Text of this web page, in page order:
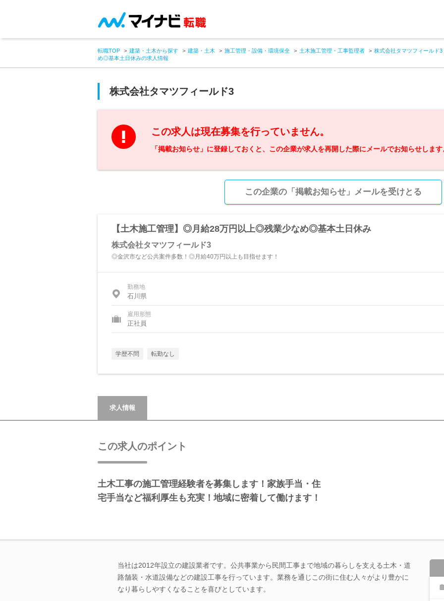
転職TOP 建築・土木から探す 建築・土木 施工管理・設備・環境保全 土木施工管理・工事監理者
株式会社タマツフィールド3
め◎基本土日休みの求人情報
株式会社タマツフィールド3
この求人は現在募集を行っていません。
「掲載お知らせ」に登録しておくと、この企業が求人を再開した際にメールでお知らせします
この企業の「掲載お知らせ」メールを受けとる
【土木施工管理】◎月給28万円以上◎残業少なめ◎基本土日休み
株式会社タマツフィールド3
◎金沢市など公共案件多数！◎月給40万円以上も目指せます！
勤務地
石川県
雇用形態
正社員
学歴不問 転勤なし
求人情報
この求人のポイント
土木工事の施工管理経験者を募集します！家族手当・住
宅手当など福利厚生も充実！地域に密着して働けます！
当社は2012年設立の建設業者です。公共事業から民間工事まで地域の暮らしを支える土木・道
路舗装・水道設備などの建設工事を行っています。業務を通じこの街に住む人々がより豊かに
なり暮らしやすくなることを喜びとしています。